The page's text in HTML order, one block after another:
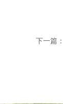
下一篇：